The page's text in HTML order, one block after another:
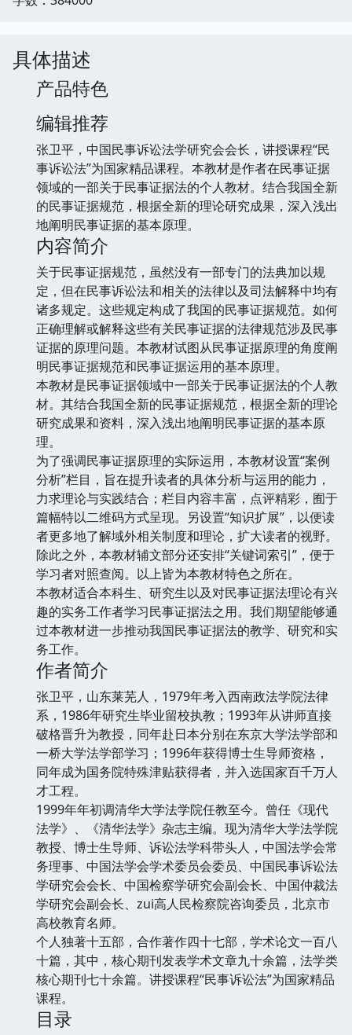
具体描述
产品特色
编辑推荐
张卫平，中国民事诉讼法学研究会会长，讲授课程“民
事诉讼法”为国家精品课程。本教材是作者在民事证据
领域的一部关于民事证据法的个人教材。结合我国全新
的民事证据规范，根据全新的理论研究成果，深入浅出
地阐明民事证据的基本原理。
内容简介
关于民事证据规范，虽然没有一部专门的法典加以规
定，但在民事诉讼法和相关的法律以及司法解释中均有
诸多规定。这些规定构成了我国的民事证据规范。如何
正确理解或解释这些有关民事证据的法律规范涉及民事
证据的原理问题。本教材试图从民事证据原理的角度阐
明民事证据规范和民事证据运用的基本原理。
本教材是民事证据领域中一部关于民事证据法的个人教
材。其结合我国全新的民事证据规范，根据全新的理论
研究成果和资料，深入浅出地阐明民事证据的基本原
理。
为了强调民事证据原理的实际运用，本教材设置“案例
分析”栏目，旨在提升读者的具体分析与运用的能力，
力求理论与实践结合；栏目内容丰富，点评精彩，囿于
篇幅特以二维码方式呈现。另设置“知识扩展”，以便读
者更多地了解域外相关制度和理论，扩大读者的视野。
除此之外，本教材辅文部分还安排“关键词索引”，便于
学习者对照查阅。以上皆为本教材特色之所在。
本教材适合本科生、研究生以及对民事证据法理论有兴
趣的实务工作者学习民事证据法之用。我们期望能够通
过本教材进一步推动我国民事证据法的教学、研究和实
务工作。
作者简介
张卫平，山东莱芜人，1979年考入西南政法学院法律
系，1986年研究生毕业留校执教；1993年从讲师直接
破格晋升为教授，同年赴日本分别在东京大学法学部和
一桥大学法学部学习；1996年获得博士生导师资格，
同年成为国务院特殊津贴获得者，并入选国家百千万人
才工程。
1999年年初调清华大学法学院任教至今。曾任《现代
法学》、《清华法学》杂志主编。现为清华大学法学院
教授、博士生导师、诉讼法学科带头人，中国法学会常
务理事、中国法学会学术委员会委员、中国民事诉讼法
学研究会会长、中国检察学研究会副会长、中国仲裁法
学研究会副会长、zui高人民检察院咨询委员，北京市
高校教育名师。
个人独著十五部，合作著作四十七部，学术论文一百八
十篇，其中，核心期刊发表学术文章九十余篇，法学类
核心期刊七十余篇。讲授课程“民事诉讼法”为国家精品
课程。
目录